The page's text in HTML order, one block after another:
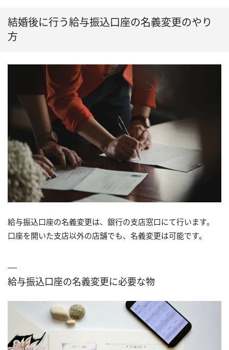
結婚後に行う給与振込口座の名義変更のやり
方
給与振込口座の名義変更は、銀行の支店窓口にて行います。
口座を開いた支店以外の店舗でも、名義変更は可能です。
給与振込口座の名義変更に必要な物